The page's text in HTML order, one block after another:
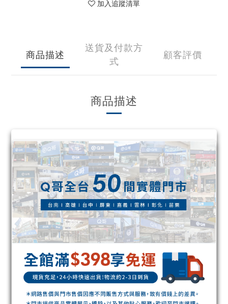
加入追蹤清單
商品描述
送貨及付款方
式
顧客評價
商品描述